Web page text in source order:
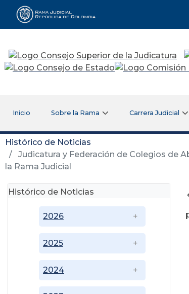
Rama Judicial
Inicio Sobre la Rama Carrera Judicial
Histórico de Noticias
Judicatura y Federación de Colegios de
la Rama Judicial
Histórico de Noticias
2024
2025
2026